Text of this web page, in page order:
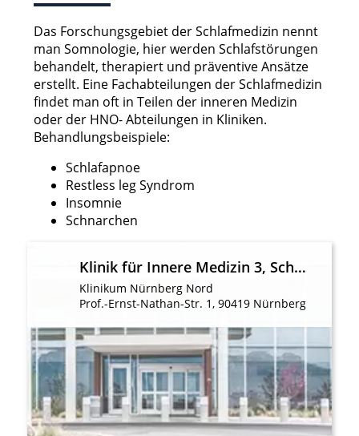
Das Forschungsgebiet der Schlafmedizin nennt
man Somnologie, hier werden Schlafstörungen
behandelt, therapiert und präventive Ansätze
erstellt. Eine Fachabteilungen der Schlafmedizin
findet man oft in Teilen der inneren Medizin
oder der HNO- Abteilungen in Kliniken.
Behandlungsbeispiele:
Schlafapnoe
Restless leg Syndrom
Insomnie
Schnarchen
Klinik für Innere Medizin 3, Schwerpunkt Pneumologie, Allergologie, Schlafmedizin, Universitätsklinik der Paracelsus Medizinisch
Klinikum Nürnberg Nord
Prof.-Ernst-Nathan-Str. 1, 90419 Nürnberg